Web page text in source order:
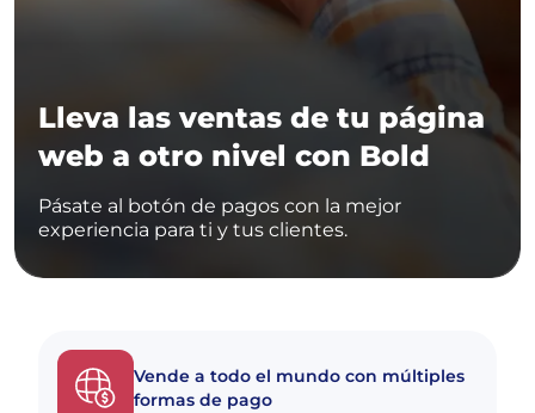
Lleva las ventas de tu página
web a otro nivel con Bold
Pásate al botón de pagos con la mejor
experiencia para ti y tus clientes.
Vende a todo el mundo con múltiples
formas de pago